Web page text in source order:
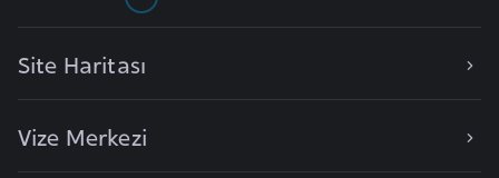
Site Haritası
Vize Merkezi
s